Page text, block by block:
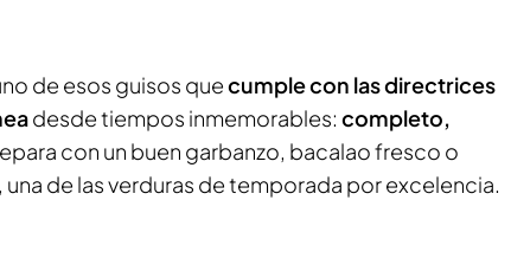
de esos guisos quecumple con las directrices
desde tiempos inmemorables: completo,
con un buen garbanzo, bacalao fresco o
de las verduras de temporada por excelencia.